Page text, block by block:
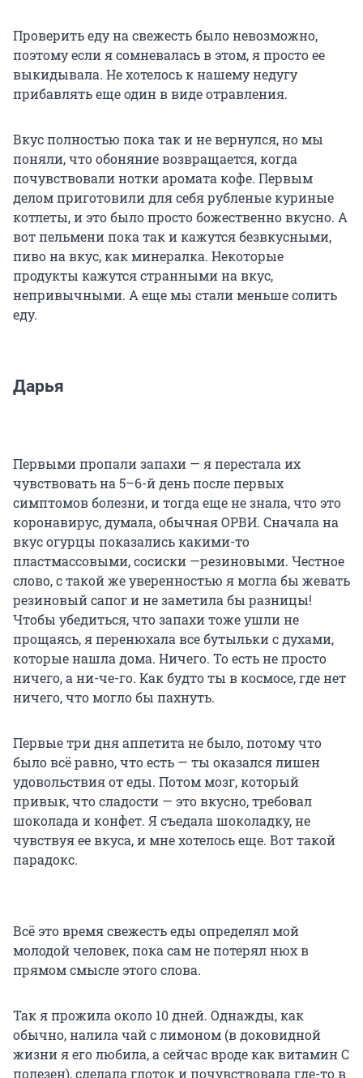
Проверить еду на свежесть было невозможно,
поэтому если я сомневалась в этом, я просто ее
выкидывала. Не хотелось к нашему недугу
прибавлять еще один в виде отравления.
Вкус полностью пока так и не вернулся, но мы
поняли, что обоняние возвращается, когда
почувствовали нотки аромата кофе. Первым
делом приготовили для себя рубленые куриные
котлеты, и это было просто божественно вкусно. А
вот пельмени пока так и кажутся безвкусными,
пиво на вкус, как минералка. Некоторые
продукты кажутся странными на вкус,
непривычными. А еще мы стали меньше солить
еду.
Дарья
Первыми пропали запахи — я перестала их
чувствовать на 5–6-й день после первых
симптомов болезни, и тогда еще не знала, что это
коронавирус, думала, обычная ОРВИ. Сначала на
вкус огурцы показались какими-то
пластмассовыми, сосиски —резиновыми. Честное
слово, с такой же уверенностью я могла бы жевать
резиновый сапог и не заметила бы разницы!
Чтобы убедиться, что запахи тоже ушли не
прощаясь, я перенюхала все бутыльки с духами,
которые нашла дома. Ничего. То есть не просто
ничего, а ни-че-го. Как будто ты в космосе, где нет
ничего, что могло бы пахнуть.
Первые три дня аппетита не было, потому что
было всё равно, что есть — ты оказался лишен
удовольствия от еды. Потом мозг, который
привык, что сладости — это вкусно, требовал
шоколада и конфет. Я съедала шоколадку, не
чувствуя ее вкуса, и мне хотелось еще. Вот такой
парадокс.
Всё это время свежесть еды определял мой
молодой человек, пока сам не потерял нюх в
прямом смысле этого слова.
Так я прожила около 10 дней. Однажды, как
обычно, налила чай с лимоном (в доковидной
жизни я его любила, а сейчас вроде как витамин С
полезен), сделала глоток и почувствовала где-то в